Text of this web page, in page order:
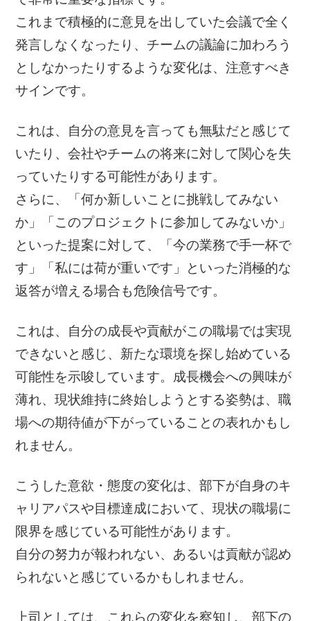
これまで積極的に意見を出していた会議で全く
発言しなくなったり、チームの議論に加わろう
としなかったりするような変化は、注意すべき
サインです。
これは、自分の意見を言っても無駄だと感じて
いたり、会社やチームの将来に対して関心を失
っていたりする可能性があります。
さらに、「何か新しいことに挑戦してみない
か」「このプロジェクトに参加してみないか」
といった提案に対して、「今の業務で手一杯で
す」「私には荷が重いです」といった消極的な
返答が増える場合も危険信号です。
これは、自分の成長や貢献がこの職場では実現
できないと感じ、新たな環境を探し始めている
可能性を示唆しています。成長機会への興味が
薄れ、現状維持に終始しようとする姿勢は、職
場への期待値が下がっていることの表れかもし
れません。
こうした意欲・態度の変化は、部下が自身のキ
ャリアパスや目標達成において、現状の職場に
限界を感じている可能性があります。
自分の努力が報われない、あるいは貢献が認め
られないと感じているかもしれません。
上司としては、これらの変化を察知し、部下の